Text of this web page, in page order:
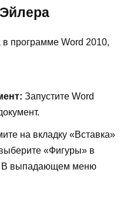
в программе Word 2010,
Запустите Word
на вкладку «Вставка»
«Фигуры» в
В выпадающем меню